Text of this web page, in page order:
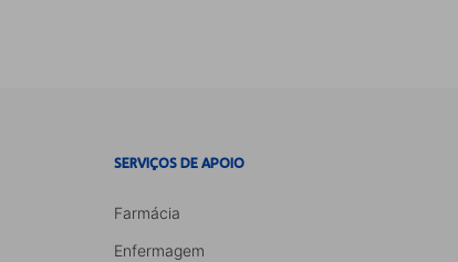
SERVIÇOS DE APOIO
Farmácia
Enfermagem